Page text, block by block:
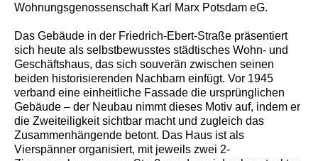
Wohnungsgenossenschaft Karl Marx Potsdam eG.
Das Gebäude in der Friedrich-Ebert-Straße präsentiert
sich heute als selbstbewusstes städtisches Wohn- und
Geschäftshaus, das sich souverän zwischen seinen
beiden historisierenden Nachbarn einfügt. Vor 1945
verband eine einheitliche Fassade die ursprünglichen
Gebäude – der Neubau nimmt dieses Motiv auf, indem er
die Zweiteiligkeit sichtbar macht und zugleich das
Zusammenhängende betont. Das Haus ist als
Vierspänner organisiert, mit jeweils zwei 2-